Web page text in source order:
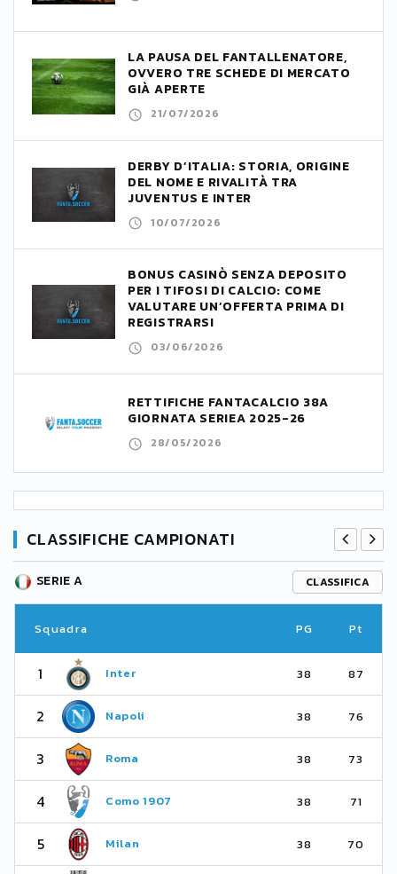
LA PAUSA DEL FANTALLENATORE,
OVVERO TRE SCHEDE DI MERCATO
GIÀ APERTE
21/07/2026
DERBY D’ITALIA: STORIA, ORIGINE
DEL NOME E RIVALITÀ TRA
JUVENTUS E INTER
10/07/2026
BONUS CASINÒ SENZA DEPOSITO
PER I TIFOSI DI CALCIO: COME
VALUTARE UN’OFFERTA PRIMA DI
REGISTRARSI
03/06/2026
RETTIFICHE FANTACALCIO 38A
GIORNATA SERIEA 2025-26
28/05/2026
CLASSIFICHE CAMPIONATI
SERIE A CLASSIFICA
Squadra PG Pt
1 Inter 38 87
2 Napoli 38 76
3 Roma 38 73
4 Como 1907 38 71
5 Milan 38 70